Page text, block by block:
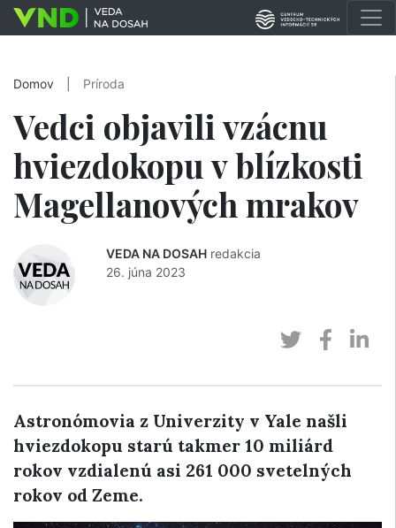
Domov Príroda
Vedci objavili vzácnu
hviezdokopu v blízkosti
Magellanových mrakov
VEDA NA DOSAH redakcia
26. júna 2023
Astronómovia z Univerzity v Yale našli
hviezdokopu starú takmer 10 miliárd
rokov vzdialenú asi 261 000 svetelných
rokov od Zeme.